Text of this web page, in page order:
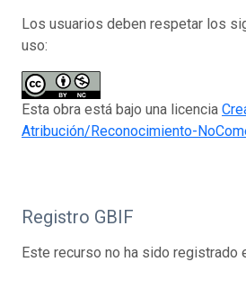
Los usuarios deben respetar los
uso:
Esta obra está bajo una licencia
Atribución/Reconocimiento-
Registro GBIF
Este recurso no ha sido registrado